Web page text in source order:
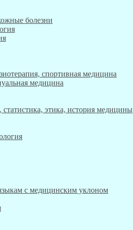
болезни
спортивная медицина
медицина
этика, история медицины
с медицинским уклоном